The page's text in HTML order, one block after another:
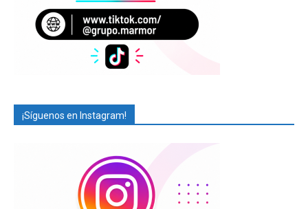
¡Síguenos en Instagram!